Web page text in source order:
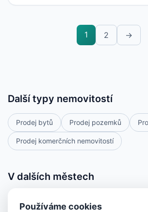
1 2 →
Další typy nemovitostí
Prodej bytů Prodej pozemků
Prodej komerčních nemovitostí
V dalších městech
Používáme cookies